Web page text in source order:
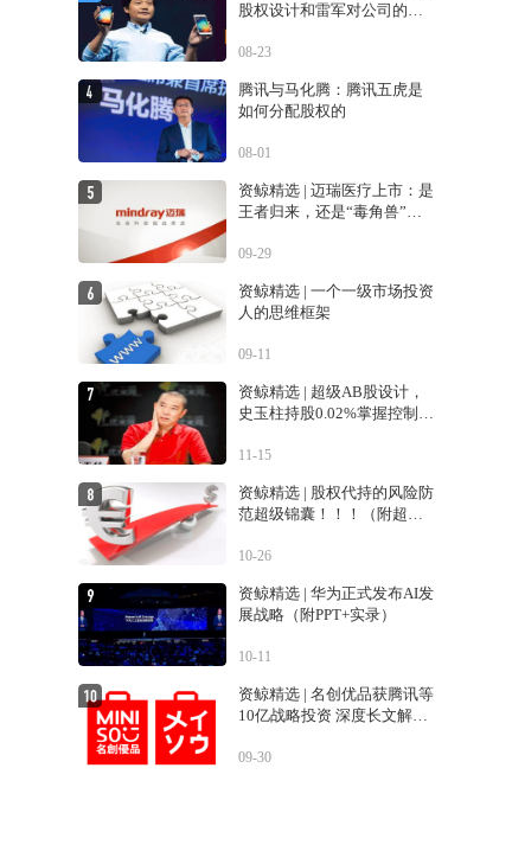
股权设计和雷军对公司的控
08-23
腾讯与马化腾：腾讯五虎是
如何分配股权的
08-01
资鲸精选 | 迈瑞医疗上市：是
王者归来，还是“毒角兽”降
09-29
资鲸精选 | 一个一级市场投资
人的思维框架
09-11
资鲸精选 | 超级AB股设计，
史玉柱持股0.02%掌握控制权
11-15
资鲸精选 | 股权代持的风险防
范超级锦囊！！！（附超经
10-26
资鲸精选 | 华为正式发布AI发
展战略（附PPT+实录）
10-11
资鲸精选 | 名创优品获腾讯等
10亿战略投资 深度长文解密
09-30